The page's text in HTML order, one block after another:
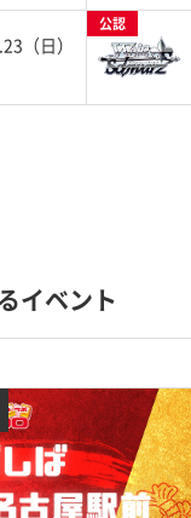
（日）
公認
イベント